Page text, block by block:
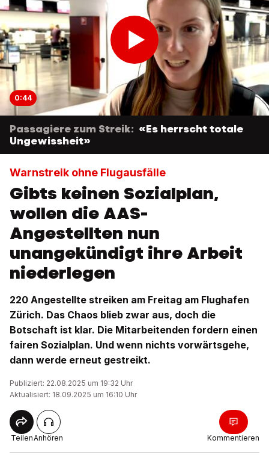
0:44
Passagiere zum Streik: «Es herrscht totale
Ungewissheit»
Warnstreik ohne Flugausfälle
Gibts keinen Sozialplan,
wollen die AAS-
Angestellten nun
unangekündigt ihre Arbeit
niederlegen
220 Angestellte streiken am Freitag am Flughafen
Zürich. Das Chaos blieb zwar aus, doch die
Botschaft ist klar. Die Mitarbeitenden fordern einen
fairen Sozialplan. Und wenn nichts vorwärtsgehe,
dann werde erneut gestreikt.
Publiziert: 22.08.2025 um 19:32 Uhr
Aktualisiert: 18.09.2025 um 16:10 Uhr
TeilenAnhören Kommentieren